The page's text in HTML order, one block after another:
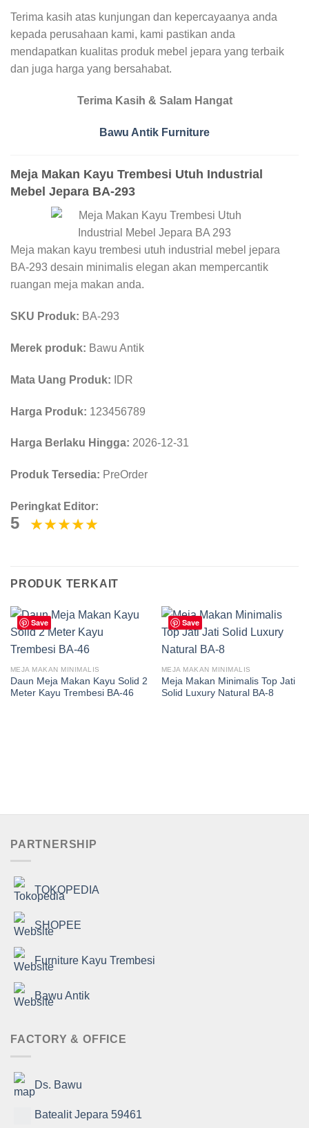
Terima kasih atas kunjungan dan kepercayaanya anda
kepada perusahaan kami, kami pastikan anda
mendapatkan kualitas produk mebel jepara yang terbaik
dan juga harga yang bersahabat.
Terima Kasih & Salam Hangat
Bawu Antik Furniture
Meja Makan Kayu Trembesi Utuh Industrial
Mebel Jepara BA-293
Meja makan kayu trembesi utuh industrial mebel jepara
BA-293 desain minimalis elegan akan mempercantik
ruangan meja makan anda.
SKU Produk: BA-293
Merek produk: Bawu Antik
Mata Uang Produk: IDR
Harga Produk: 123456789
Harga Berlaku Hingga: 2026-12-31
Produk Tersedia: PreOrder
Peringkat Editor:
5
PRODUK TERKAIT
Save
MEJA MAKAN MINIMALIS
Daun Meja Makan Kayu Solid 2
Meter Kayu Trembesi BA-46
Save
MEJA MAKAN MINIMALIS
Meja Makan Minimalis Top Jati
Solid Luxury Natural BA-8
PARTNERSHIP
TOKOPEDIA
SHOPEE
Furniture Kayu Trembesi
Bawu Antik
FACTORY & OFFICE
Ds. Bawu
Batealit Jepara 59461